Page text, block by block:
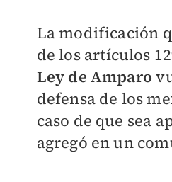
La modificación
de los artículos
Ley de Amparo
defensa de los
caso de que sea
agregó en un